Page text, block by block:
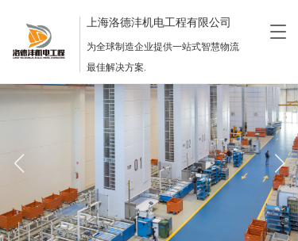
T
l
e
n
a
v
i
g
a
t
i
上海洛德沣机电工程有限公司
为全球制造企业提供一站式智慧物流
最佳解决方案.